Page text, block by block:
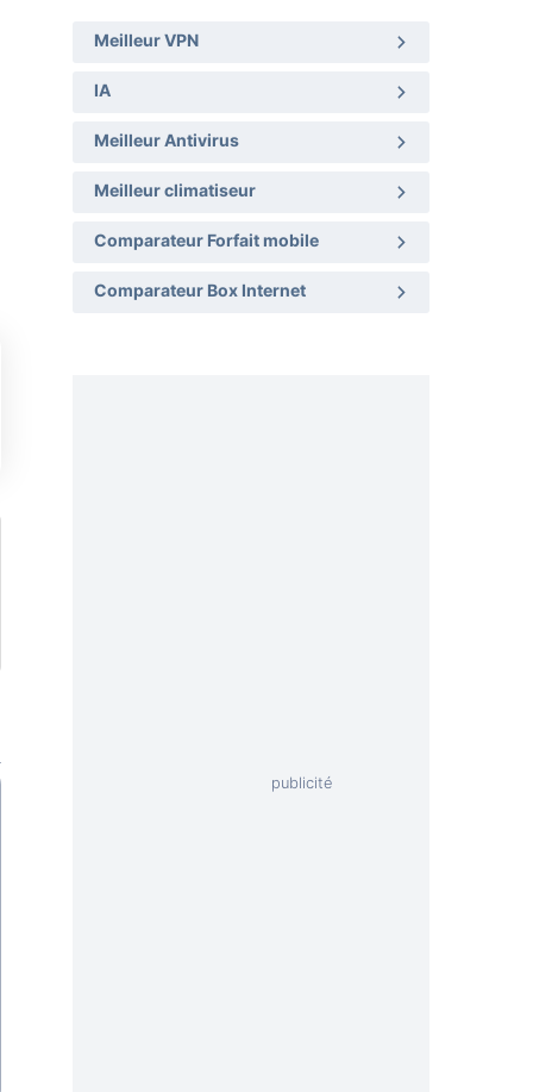
Meilleur VPN
IA
Meilleur Antivirus
Meilleur climatiseur
Comparateur Forfait mobile
Comparateur Box Internet